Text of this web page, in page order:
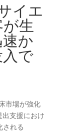
イエ
生
か
で
市場が強化
出支援におけ
れる